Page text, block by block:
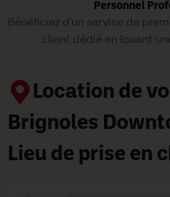
Personnel
Bénéficiez d'un service de
client dédié en louant
Location de
Brignoles
Lieu de prise en